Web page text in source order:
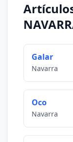
Galar
Navarra
Oco
Navarra